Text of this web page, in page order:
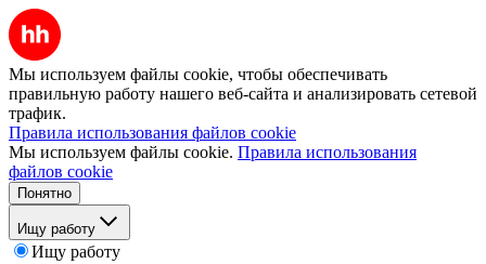
Мы используем файлы cookie, чтобы обеспечивать
правильную работу нашего веб-сайта и анализировать сетевой
трафик.
Правила использования файлов cookie
Мы используем файлы cookie. Правила использования
файлов cookie
Понятно
Ищу работу
Ищу работу